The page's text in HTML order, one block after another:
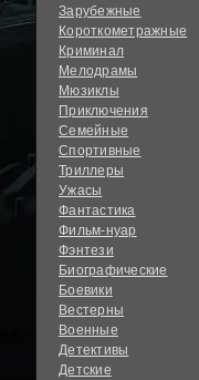
Зарубежные
Короткометражные
Криминал
Мелодрамы
Мюзиклы
Приключения
Семейные
Спортивные
Триллеры
Ужасы
Фантастика
Фильм-нуар
Фэнтези
Биографические
Боевики
Вестерны
Военные
Детективы
Детские